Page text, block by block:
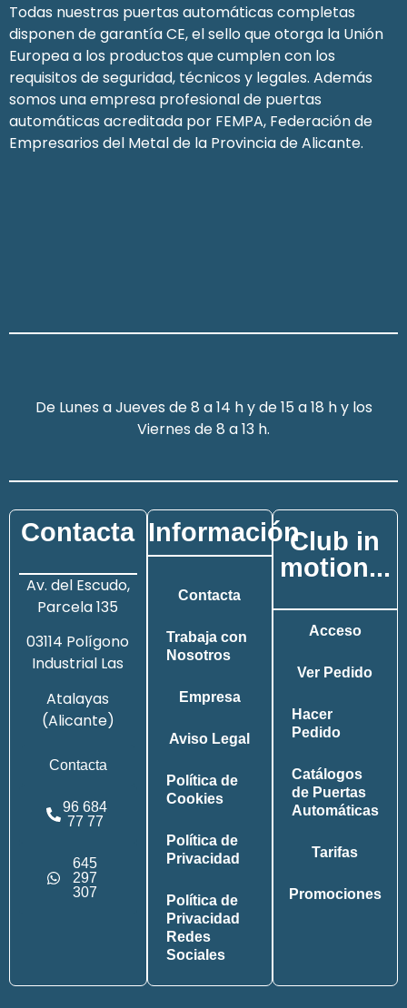
Todas nuestras puertas automáticas completas
disponen de garantía CE, el sello que otorga la Unión
Europea a los productos que cumplen con los
requisitos de seguridad, técnicos y legales. Además
somos una empresa profesional de puertas
automáticas acreditada por FEMPA, Federación de
Empresarios del Metal de la Provincia de Alicante.
De Lunes a Jueves de 8 a 14 h y de 15 a 18 h y los
Viernes de 8 a 13 h.
Contacta
Av. del Escudo,
Parcela 135
03114 Polígono
Industrial Las
Atalayas
(Alicante)
Contacta
96 684
77 77
645
297
307
Información
Contacta
Trabaja con
Nosotros
Empresa
Aviso Legal
Política de
Cookies
Política de
Privacidad
Política de
Privacidad
Redes
Sociales
Club in
motion...
Acceso
Ver Pedido
Hacer
Pedido
Catálogos
de Puertas
Automáticas
Tarifas
Promociones